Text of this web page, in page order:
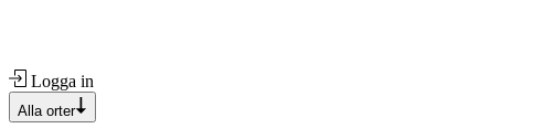
Logga in
Alla orter